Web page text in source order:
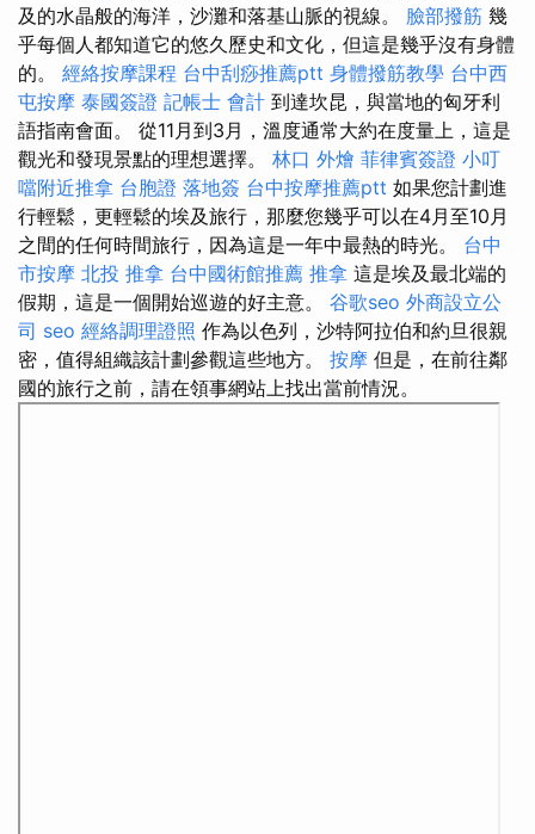
及的水晶般的海洋，沙灘和落基山脈的視線。 臉部撥筋 幾
乎每個人都知道它的悠久歷史和文化，但這是幾乎沒有身體
的。 經絡按摩課程 台中刮痧推薦ptt 身體撥筋教學 台中西
屯按摩 泰國簽證 記帳士 會計 到達坎昆，與當地的匈牙利
語指南會面。 從11月到3月，溫度通常大約在度量上，這是
觀光和發現景點的理想選擇。 林口 外燴 菲律賓簽證 小叮
噹附近推拿 台胞證 落地簽 台中按摩推薦ptt 如果您計劃進
行輕鬆，更輕鬆的埃及旅行，那麼您幾乎可以在4月至10月
之間的任何時間旅行，因為這是一年中最熱的時光。 台中
市按摩 北投 推拿 台中國術館推薦 推拿 這是埃及最北端的
假期，這是一個開始巡遊的好主意。 谷歌seo 外商設立公
司 seo 經絡調理證照 作為以色列，沙特阿拉伯和約旦很親
密，值得組織該計劃參觀這些地方。 按摩 但是，在前往鄰
國的旅行之前，請在領事網站上找出當前情況。